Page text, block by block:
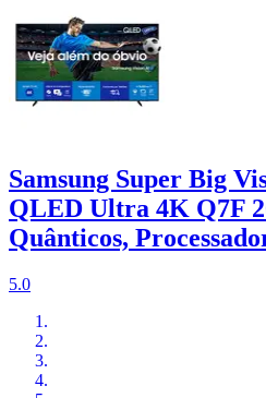
Samsung Super Big
QLED Ultra 4K Q7F
Quânticos,
5.0